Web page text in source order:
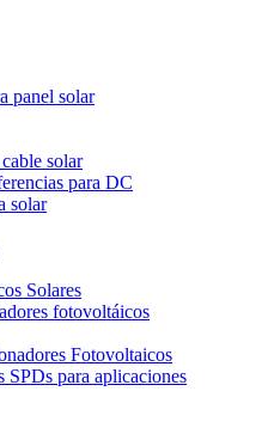
panel solar
solar
para DC
solar
Solares
fotovoltáicos
Fotovoltaicos
SPDs para aplicaciones